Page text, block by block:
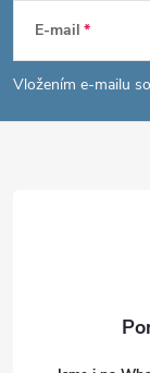
p
a
E-mail
Vložením e-mailu